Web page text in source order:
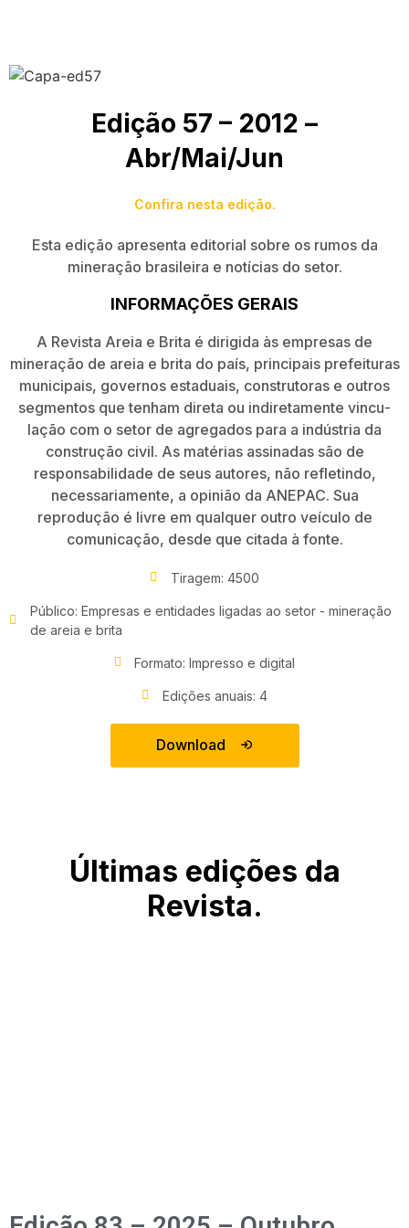
Edição 57 – 2012 –
Abr/Mai/Jun
Confira nesta edição.
Esta edição apresenta editorial sobre os rumos da
mineração brasileira e notícias do setor.
INFORMAÇÕES GERAIS
A Revista Areia e Brita é dirigida às empresas de
mineração de areia e brita do país, principais prefeituras
municipais, governos estaduais, construtoras e outros
segmentos que tenham direta ou indiretamente vincu­
lação com o setor de agregados para a indústria da
construção civil. As matérias assinadas são de
responsabilidade de seus autores, não refletindo,
necessariamente, a opinião da ANEPAC. Sua
reprodução é livre em qualquer outro veículo de
comunicação, desde que citada à fonte.
Tiragem: 4500
Público: Empresas e entidades ligadas ao setor - mineração
de areia e brita
Formato: Impresso e digital
Edições anuais: 4
Download
Últimas edições da
Revista.